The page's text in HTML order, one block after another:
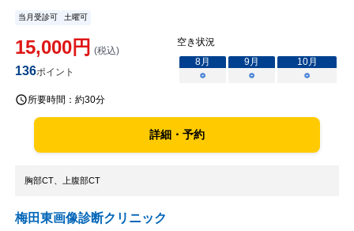
当月受診可 土曜可
15,000円 (税込)
136ポイント
空き状況
8月 9月 10月
○
○ ○
所要時間： 約30分
詳細・予約
胸部CT、上腹部CT
梅田東画像診断クリニック